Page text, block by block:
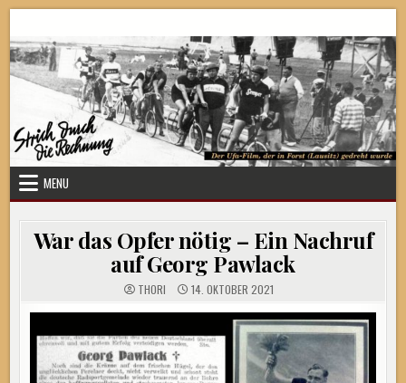
content
Strich durch die Rechnung
MENU
War das Opfer nötig – Ein Nachruf
auf Georg Pawlack
THORI 14. OKTOBER 2021